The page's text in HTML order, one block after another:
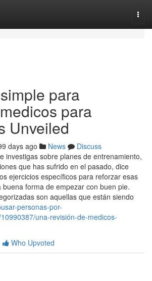
para
para
Unveiled
days ago News
Discuss
investigas sobre planes de entrenamiento,
que has sufrido en el pasado, dice
ejercicios específicos para reforzar esas
forma de empezar con buen pie.
son aquellas que están siendo
personas-por-
una-revisión-de-medicos-
Who Upvoted